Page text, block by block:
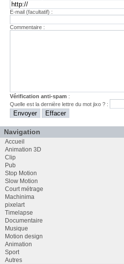
E-mail (facultatif) :
Commentaire :
Vérification anti-spam :
Quelle est ladernière lettre du motjixo ? :
Navigation
Accueil
Animation 3D
Clip
Pub
Stop Motion
Slow Motion
Court métrage
Machinima
pixelart
Timelapse
Documentaire
Musique
Motion design
Animation
Sport
Autres